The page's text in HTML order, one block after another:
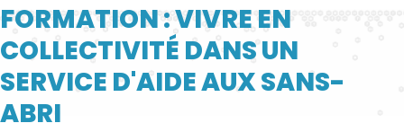
FORMATION : VIVRE EN
COLLECTIVITÉ DANS UN
SERVICE D'AIDE AUX SANS-
ABRI